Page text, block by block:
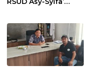
Edukasi Kesehatan
di Taliwang